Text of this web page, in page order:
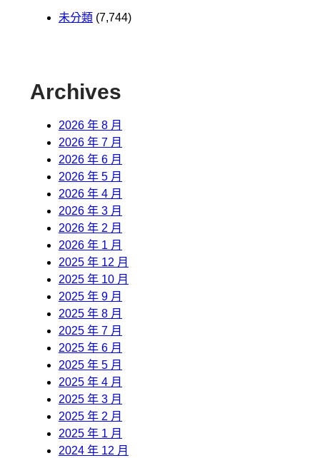
未分類 (7,744)
Archives
2026 年 8 月
2026 年 7 月
2026 年 6 月
2026 年 5 月
2026 年 4 月
2026 年 3 月
2026 年 2 月
2026 年 1 月
2025 年 12 月
2025 年 10 月
2025 年 9 月
2025 年 8 月
2025 年 7 月
2025 年 6 月
2025 年 5 月
2025 年 4 月
2025 年 3 月
2025 年 2 月
2025 年 1 月
2024 年 12 月